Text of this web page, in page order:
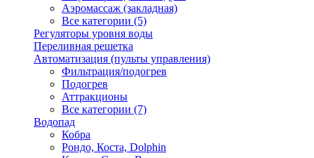
Аэромассаж (закладная)
Все категории (5)
Регуляторы уровня воды
Переливная решетка
Автоматизация (пульты управления)
Фильтрация/подогрев
Подогрев
Аттракционы
Все категории (7)
Водопад
Кобра
Рондо, Коста, Dolphin